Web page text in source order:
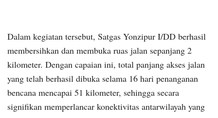
Dalam kegiatan tersebut, Satgas Yonzipur I/DD berhasil
membersihkan dan membuka ruas jalan sepanjang 2
kilometer. Dengan capaian ini, total panjang akses jalan
yang telah berhasil dibuka selama 16 hari penanganan
bencana mencapai 51 kilometer, sehingga secara
signifikan memperlancar konektivitas antarwilayah yang